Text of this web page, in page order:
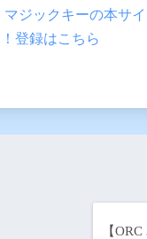
マジックキーの本サ
登録はこちら
【